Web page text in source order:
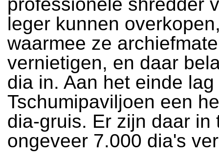
leger kunnen
waarmee ze
vernietigen, en daar
dia in. Aan het einde
Tschumipaviljoen een
dia-gruis. Er zijn daar in
ongeveer 7.000 dia's